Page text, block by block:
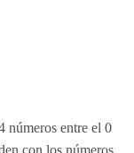
números entre el 0
con los números